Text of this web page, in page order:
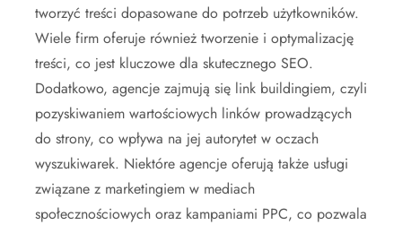
tworzyć treści dopasowane do potrzeb użytkowników.
Wiele firm oferuje również tworzenie i optymalizację
treści, co jest kluczowe dla skutecznego SEO.
Dodatkowo, agencje zajmują się link buildingiem, czyli
pozyskiwaniem wartościowych linków prowadzących
do strony, co wpływa na jej autorytet w oczach
wyszukiwarek. Niektóre agencje oferują także usługi
związane z marketingiem w mediach
społecznościowych oraz kampaniami PPC, co pozwala